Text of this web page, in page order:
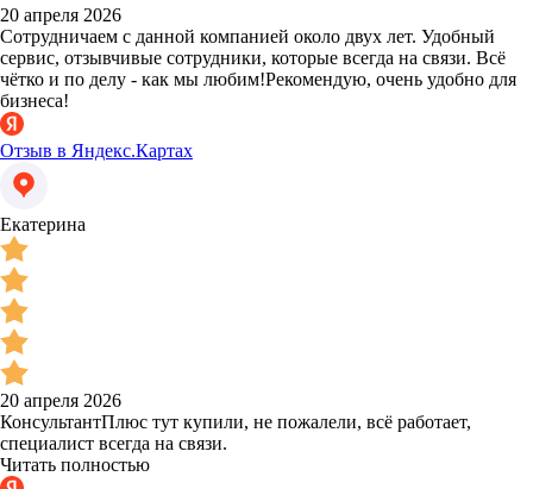
20 апреля 2026
Сотрудничаем с данной компанией около двух лет. Удобный
сервис, отзывчивые сотрудники, которые всегда на связи. Всё
чётко и по делу - как мы любим!Рекомендую, очень удобно для
бизнеса!
Отзыв в Яндекс.Картах
Екатерина
20 апреля 2026
КонсультантПлюс тут купили, не пожалели, всё работает,
специалист всегда на связи.
Читать полностью